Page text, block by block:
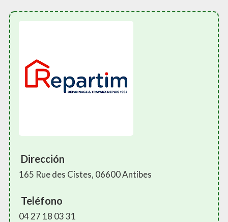
Dirección
165 Rue des Cistes, 06600 Antibes
Teléfono
04 27 18 03 31